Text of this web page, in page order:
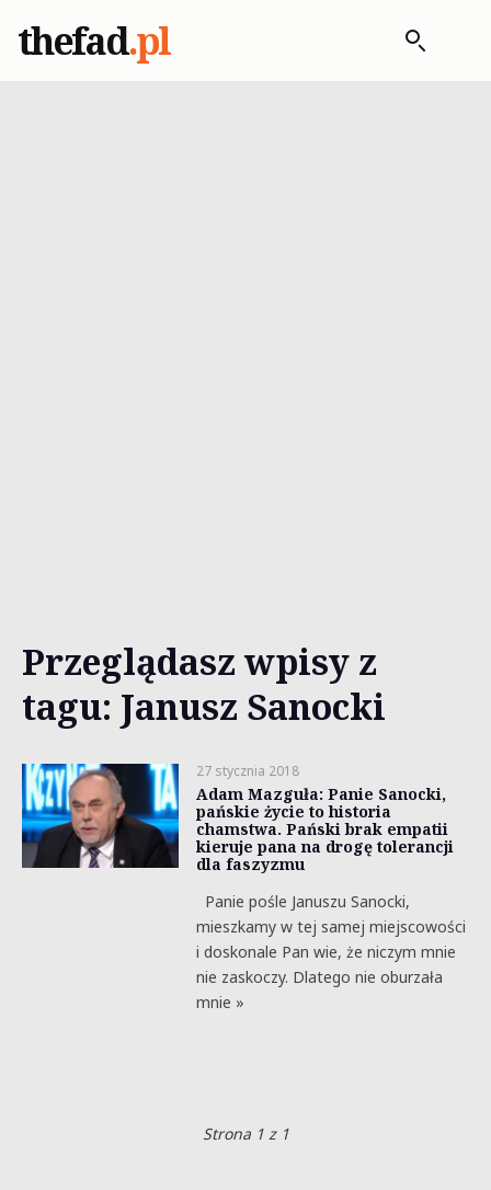
thefad.pl
Przeglądasz wpisy z
tagu: Janusz Sanocki
27 stycznia 2018
Adam Mazguła: Panie Sanocki,
pańskie życie to historia
chamstwa. Pański brak empatii
kieruje pana na drogę tolerancji
dla faszyzmu
Panie pośle Januszu Sanocki,
mieszkamy w tej samej miejscowości
i doskonale Pan wie, że niczym mnie
nie zaskoczy. Dlatego nie oburzała
mnie »
Strona 1 z 1